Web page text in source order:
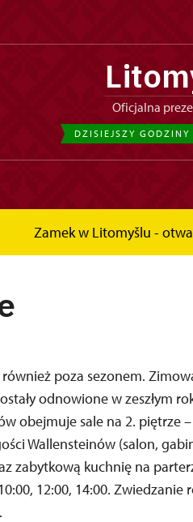
Oficjalna
DZISIEJSZY
Zamek w Litomyšlu -
poza sezonem.
odnowione w zeszłym
obejmuje sale na 2. piętrze
Wallensteinów (salon,
zabytkową kuchnię na
12:00, 14:00. Zwiedzanie